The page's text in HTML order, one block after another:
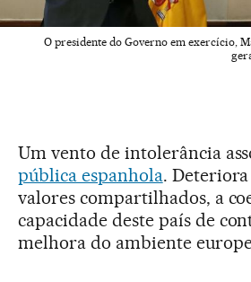
O presidente do Governo em exercício,
Um vento de intolerância
pública espanhola.
valores compartilhados, a
capacidade deste país de
melhora do ambiente